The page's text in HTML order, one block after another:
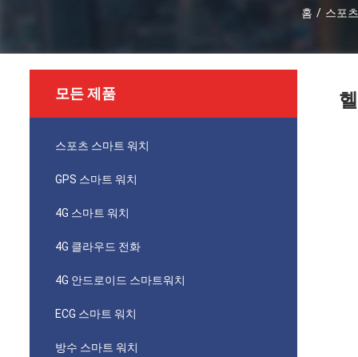
홈 / 스포
모든 제품
스포츠 스마트 워치
GPS 스마트 워치
4G 스마트 워치
4G 클라우드 전화
4G 안드로이드 스마트워치
ECG 스마트 워치
방수 스마트 워치